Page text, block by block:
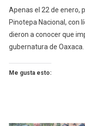
Apenas el 22 de enero,
Pinotepa Nacional, con
dieron a conocer que
gubernatura de Oaxaca.
Me gusta esto: